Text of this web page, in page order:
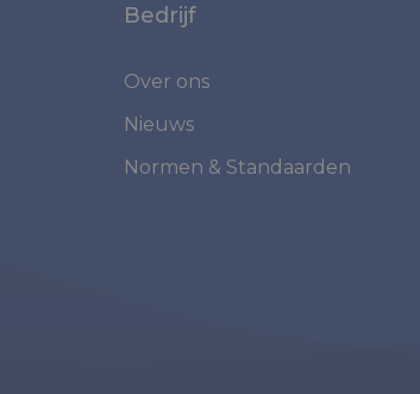
Bedrijf
Over ons
Nieuws
Normen & Standaarden